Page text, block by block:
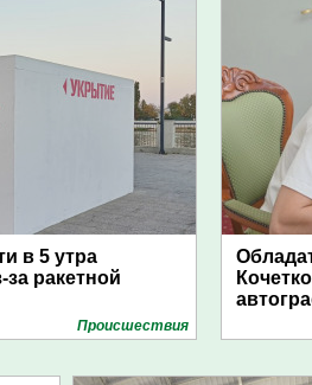
в 5 утра
ракетной
Проиcшествия